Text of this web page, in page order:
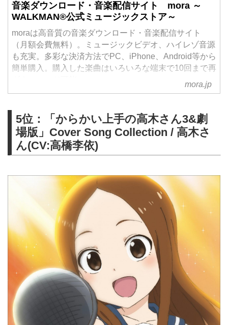
音楽ダウンロード・音楽配信サイト mora ～
WALKMAN®公式ミュージックストア～
moraは高音質の音楽ダウンロード・音楽配信サイト
（月額会費無料）。ミュージックビデオ、ハイレゾ音源
も充実。多彩な決済方法でPC、iPhone、Android等から
簡単購入。購入した楽曲はいろいろな端末で10回まで再
mora.jp
5位：「からかい上手の高木さん3&劇
場版」Cover Song Collection / 高木さ
ん(CV:高橋李依)